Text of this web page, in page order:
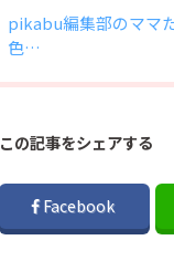
pikabu編集部のママ
色…
この記事をシェアする
Facebook